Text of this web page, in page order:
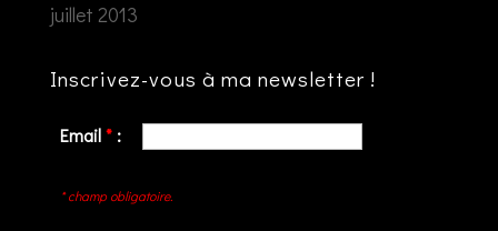
juillet 2013
Inscrivez-vous à ma newsletter !
Email* :
* champ obligatoire.